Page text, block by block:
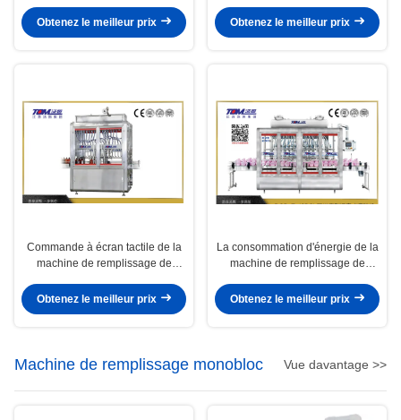
ml
Obtenez le meilleur prix
consommation d'air de 400
Obtenez le meilleur prix
Commande à écran tactile de la
machine de remplissage de
d'air de 400 L/minute
Obtenez le meilleur prix
La consommation d'énergie de la
machine de remplissage de
Taille 2000*1200*2300mm
Obtenez le meilleur prix
Machine de remplissage monobloc Vue davantage >>